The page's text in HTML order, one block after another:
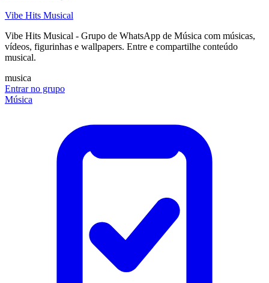
Vibe Hits Musical
Vibe Hits Musical - Grupo de WhatsApp de Música com músicas,
vídeos, figurinhas e wallpapers. Entre e compartilhe conteúdo
musical.
musica
Entrar no grupo
Música